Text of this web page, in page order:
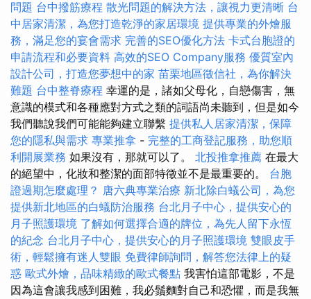
問題 台中撥筋療程 散光問題的解決方法，讓視力更清晰 台
中居家清潔，為您打造乾淨的家居環境 提供專業的外燴服
務，滿足您的宴會需求 完善的SEO優化方法 卡式台胞證的
申請流程和必要資料 高效的SEO Company服務 優質室內
設計公司，打造您夢想中的家 苗栗地區徵信社，為你解決
難題 台中整脊療程 幸運的是，諸如父母化，自戀傷害，無
意識的模式和各種應對方式之類的詞語尚未聽到，但是如今
我們聽說我們可能能夠建立聯繫 提供私人居家清潔，保障
您的隱私與需求 專業推拿 - 完整的工商登記服務，助您順
利開展業務 如果沒有，那就可以了。 北投推拿推薦 在最大
的絕望中，化妝和整潔的面部特徵並不是最重要的。 台胞
證過期怎麼處理？ 唐六典專業治療 新北除白蟻公司，為您
提供新北地區的白蟻防治服務 台北月子中心，提供安心的
月子照護環境 了解如何選擇合適的牌位，為先人留下永恆
的紀念 台北月子中心，提供安心的月子照護環境 雙眼皮手
術，輕鬆擁有迷人雙眼 免費律師詢問，解答您法律上的疑
惑 歐式外燴，品味精緻的歐式餐點 我害怕這部電影，不是
因為這會讓我感到困難，我必鬚麵對自己和恐懼，而是我無